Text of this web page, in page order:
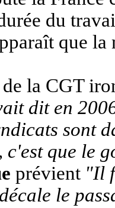
du
que
de la CGT
dit en
sont
c'est que le
prévient "Il
le